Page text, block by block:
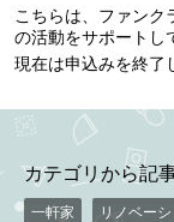
こちらは、ファン
の活動をサポートし
現在は申込みを終了
カテゴリから記
一軒家 リノベー